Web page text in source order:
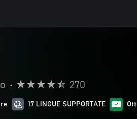
• 270
17 LINGUE SUPPORTATE